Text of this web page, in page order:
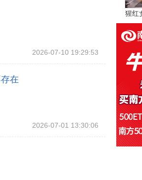
2026-07-10 19:29:53
在
2026-07-01 13:30:06
猩红